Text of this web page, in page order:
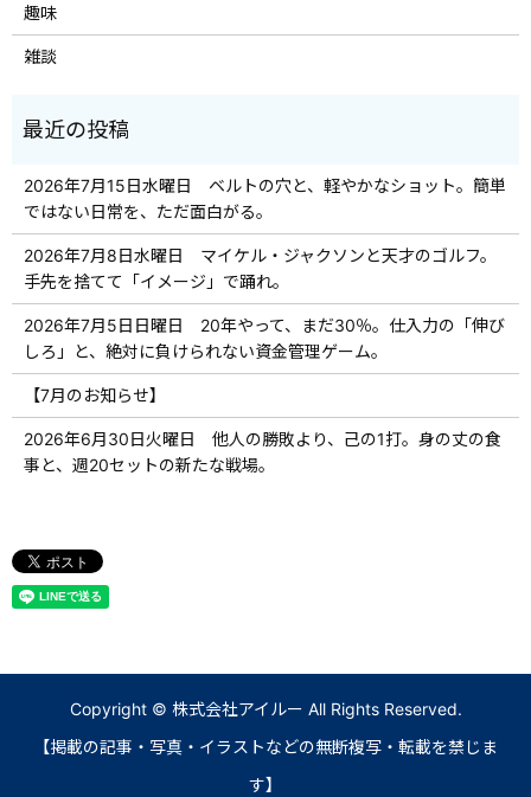
趣味
雑談
2026年7月15日水曜日 ベルトの穴と、軽やかなショット。簡単
ではない日常を、ただ面白がる。
2026年7月8日水曜日 マイケル・ジャクソンと天才のゴルフ。
手先を捨てて「イメージ」で踊れ。
2026年7月5日日曜日 20年やって、まだ30％。仕入力の「伸び
しろ」と、絶対に負けられない資金管理ゲーム。
【7月のお知らせ】
2026年6月30日火曜日 他人の勝敗より、己の1打。身の丈の食
事と、週20セットの新たな戦場。
Copyright © 株式会社アイルー All Rights Reserved.
【掲載の記事・写真・イラストなどの無断複写・転載を禁じま
す】